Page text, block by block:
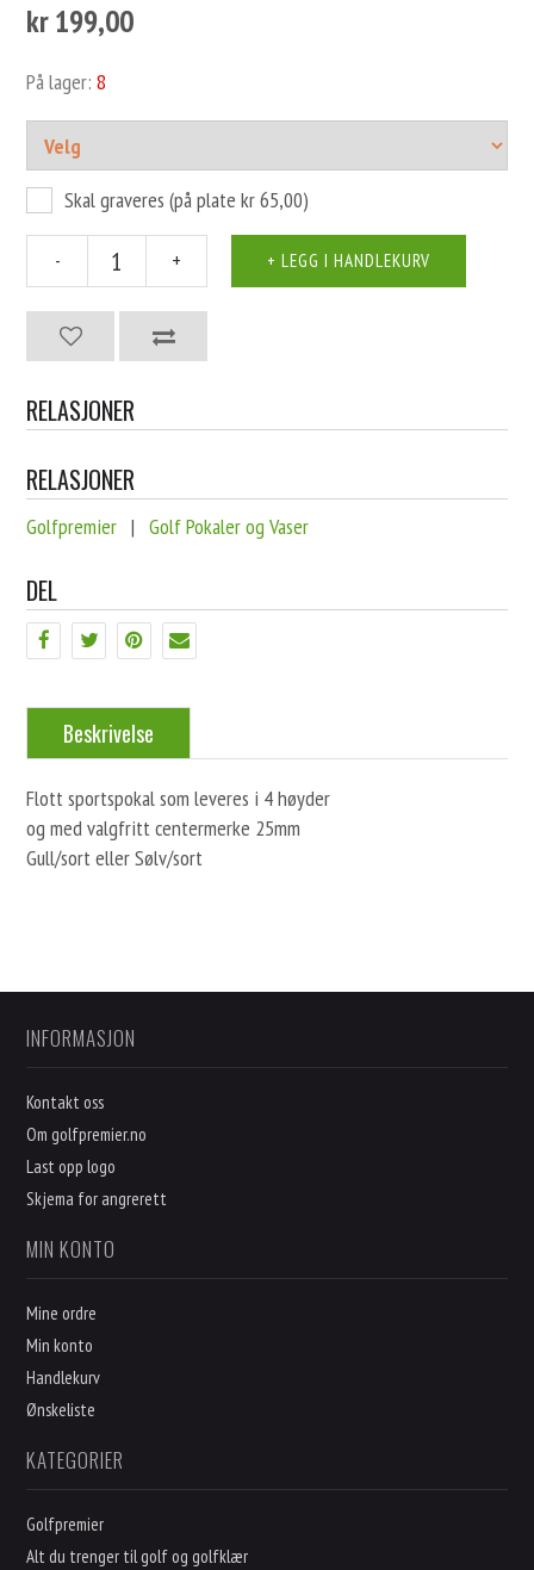
kr 199,00
På lager:8
Skal graveres (på plate kr 65,00)
- +
RELASJONER
RELASJONER
Golfpremier |Golf Pokaler og Vaser
DEL
Beskrivelse
Flott sportspokal som leveres i 4 høyder
og med valgfritt centermerke 25mm
Gull/sort eller Sølv/sort
INFORMASJON
Kontakt oss
Om golfpremier.no
Last opp logo
Skjema for angrerett
MIN KONTO
Mine ordre
Min konto
Handlekurv
Ønskeliste
KATEGORIER
Golfpremier
Alt du trenger til golf og golfklær